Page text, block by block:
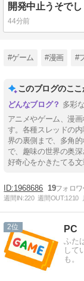
開発中止うそで
44分前
#ゲーム #漫画 #
このブログのこ
多彩
アニメやゲーム、漫
す。各種スレッドの
界の裏側まで、多角
で、趣味の世界の奥
好奇心をかきたてる文
1968686 19
週間IN:220 週間OUT:1210
2 PC
ふた
して
も。